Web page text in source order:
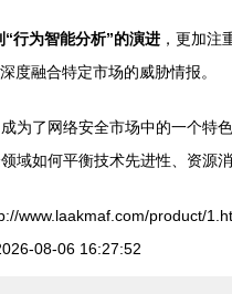
“行为智能分析”的演进 ，更加注
度融合特定市场的威胁情报。
了网络安全市场中的一个特
如何平衡技术先进性、资源
www.laakmaf.com/product/
08-06 16:27:52